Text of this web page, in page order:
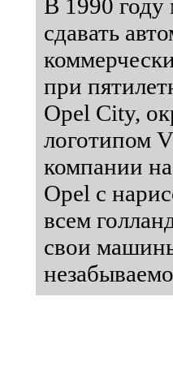
В 1990 году
сдавать
при
Opel City,
логотипом
компании
Opel с
всем
свои